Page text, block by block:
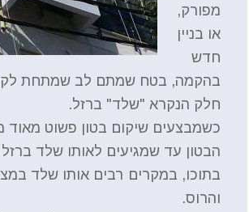
מפורק,
או בניין
חדש
בהקמה, בטח שמתם לב שמתחת
חלק הנקרא "שלד" ברזל.
כשמבצעים שיקום בטון פשוט מאוד
הבטון עד שמגיעים לאותו שלד
בתוכו, במקרים רבים אותו שלד
והרוס.